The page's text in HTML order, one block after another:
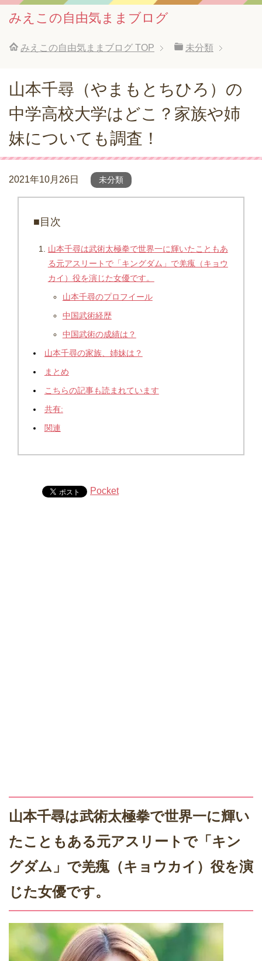
みえこの自由気ままブログ
みえこの自由気ままブログ TOP 未分類
山本千尋（やまもとちひろ）の
中学高校大学はどこ？家族や姉
妹についても調査！
2021年10月26日 未分類
■目次
山本千尋は武術太極拳で世界一に輝いたこともあ
る元アスリートで「キングダム」で羌瘣（キョウ
カイ）役を演じた女優です。
山本千尋のプロフイール
中国武術経歴
中国武術の成績は？
山本千尋の家族、姉妹は？
まとめ
こちらの記事も読まれています
共有:
関連
Pocket
山本千尋は武術太極拳で世界一に輝い
たこともある元アスリートで「キン
グダム」で羌瘣（キョウカイ）役を演
じた女優です。